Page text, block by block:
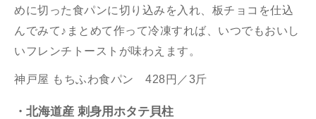
めに切った食パンに切り込みを入れ、板チョコを仕込
んでみて♪まとめて作って冷凍すれば、いつでもおいし
いフレンチトーストが味わえます。
神戸屋 もちふわ食パン 428円／3斤
・北海道産 刺身用ホタテ貝柱